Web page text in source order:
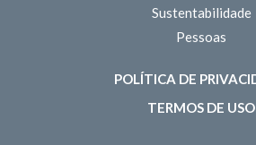
Sustentabilidade
Pessoas
POLÍTICA DE
TERMOS DE USO